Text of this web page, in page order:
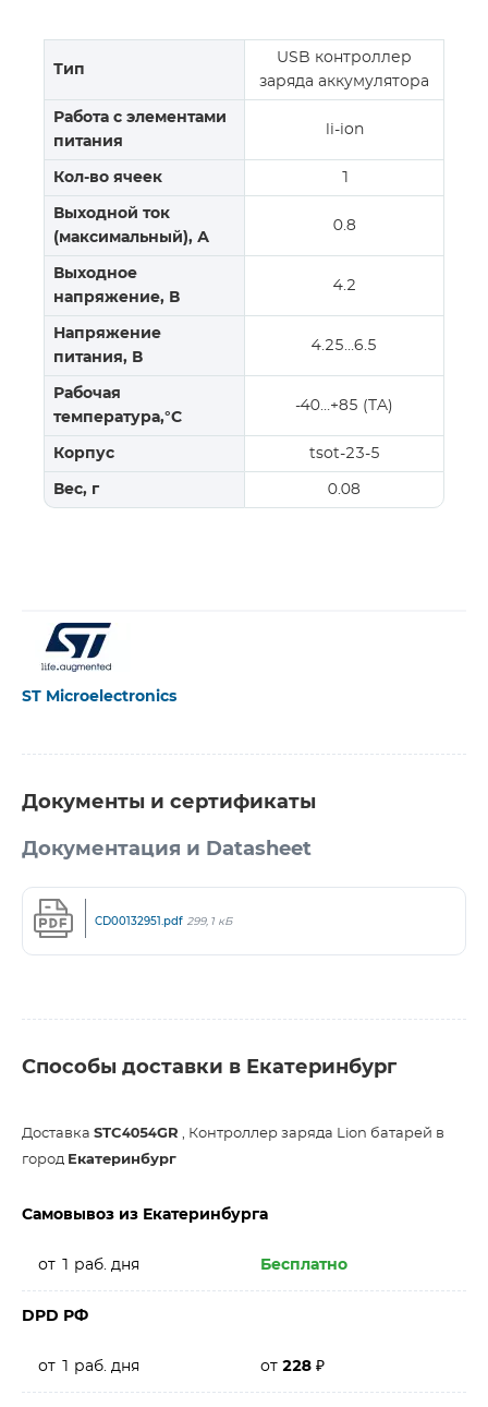
Тип
USB контроллер
заряда аккумулятора
Работа с элементами
питания
li-ion
Кол-во ячеек
Выходной ток
(максимальный), А
0.8
Выходное
напряжение, В
4.2
Напряжение
питания, В
4.25…6.5
Рабочая
температура,°C
-40…+85 (TA)
Корпус tsot-23-5
Вес, г 0.08
ST Microelectronics
Документы и сертификаты
Документация и Datasheet
CD00132951.pdf 299,1 кБ
Способы доставки в Екатеринбург
Доставка STC4054GR , Контроллер заряда Lion батарей в
город Екатеринбург
Самовывоз из Екатеринбурга
от 1 раб. дня Бесплатно
DPD РФ
от 1 раб. дня от 228 ₽